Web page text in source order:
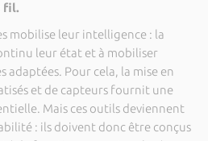
fil.
mobilise leur intelligence : la
leur état et à mobiliser
adaptées. Pour cela, la mise en
et de capteurs fournit une
Mais ces outils deviennent
: ils doivent donc être conçus